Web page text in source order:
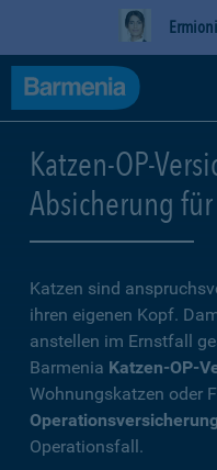
Katzen-OP-
Absicherung
Katzen sind
ihren eigenen Kopf.
anstellen im Ernstfall
Barmenia Katzen-OP-
Wohnungskatzen oder
Operationsfall.